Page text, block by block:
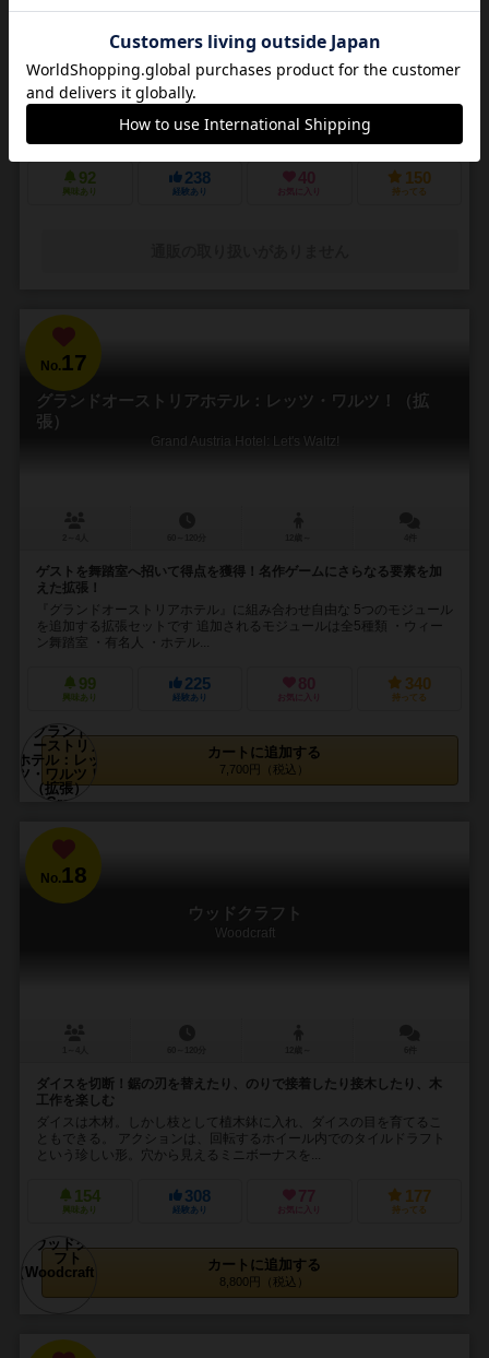
30～45分 8歳～
市場にお店と入口を適切に配置して、もっとも高い売上を目指そう！
格子状に整備された道路に沿って、肉屋や花屋、レストランなど、
たくさんのお店が出店を計画しています。大切なのは立地です。ター
ゲットとなる客層が通りやすい場所に建てれば、売上を...
92
興味あり
238
経験あり
40
お気に入り
150
持ってる
No.17
グランドオーストリアホテル：レッツ・ワルツ！（拡
張）
Grand Austria Hotel: Let's Waltz!
ゲストを舞踏室へ招いて得点を獲得！名作ゲームにさらなる要素を加
えた拡張！
『グランドオーストリアホテル』に組み合わせ自由な 5つのモジュール
を追加する拡張セットです 追加されるモジュールは全5種類 ・ウィー
ン舞踏室 ・有名人 ・ホテル...
99
興味あり
225
経験あり
80
お気に入り
340
持ってる
カートに追加する
7,700円（税込）
No.18
ウッドクラフト
Woodcraft
ダイスを切断！鋸の刃を替えたり、のりで接着したり接木したり、木
工作を楽しむ
ダイスは木材。しかし枝として植木鉢に入れ、ダイスの目を育てるこ
ともできる。 アクションは、回転するホイール内でのタイルドラフト
という珍しい形。穴から見えるミニボーナスを...
154
興味あり
308
経験あり
77
お気に入り
177
持ってる
カートに追加する
8,800円（税込）